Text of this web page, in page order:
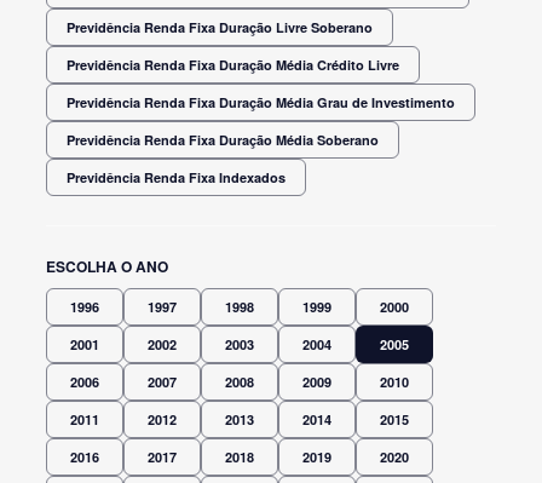
Previdência Renda Fixa Duração Livre Soberano
Previdência Renda Fixa Duração Média Crédito Livre
Previdência Renda Fixa Duração Média Grau de Investimento
Previdência Renda Fixa Duração Média Soberano
Previdência Renda Fixa Indexados
ESCOLHA O ANO
1996 1997 1998 1999 2000
2001 2002 2003 2004 2005
2006 2007 2008 2009 2010
2011 2012 2013 2014 2015
2016 2017 2018 2019 2020